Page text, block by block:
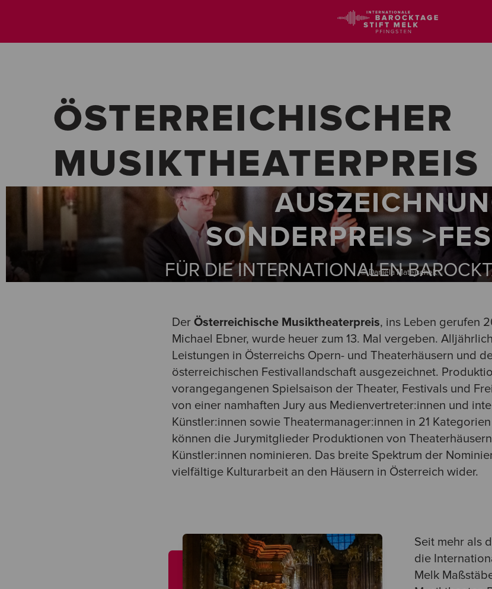
ÖSTERREICHISCHER
SONDERPREIS
FÜR DIE INTERNATIONALEN
© Daniela Matejschek
Der Österreichische Musiktheaterpreis, ins Leben gerufen
Michael Ebner, wurde heuer zum 13. Mal vergeben.
Leistungen in Österreichs Opern- und Theaterhäusern und
österreichischen Festivallandschaft ausgezeichnet.
vorangegangenen Spielsaison der Theater, Festivals und
von einer namhaften Jury aus Medienvertreter:innen und
Künstler:innen sowie Theatermanager:innen in 21
können die Jurymitglieder Produktionen von
Künstler:innen nominieren. Das breite Spektrum der
vielfältige Kulturarbeit an den Häusern in Österreich wider.
Seit mehr als
die
Melk